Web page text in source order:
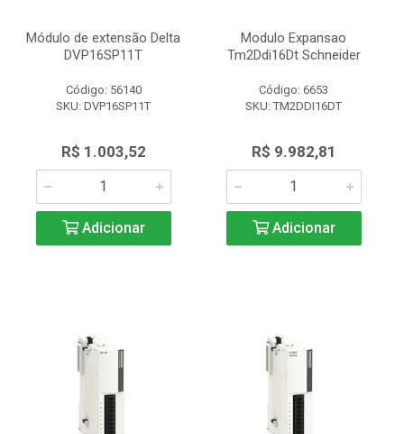
Módulo de extensão Delta
DVP16SP11T
Código: 56140
SKU: DVP16SP11T
R$ 1.003,52
Adicionar
Modulo Expansao
Tm2Ddi16Dt Schneider
Código: 6653
SKU: TM2DDI16DT
R$ 9.982,81
Adicionar